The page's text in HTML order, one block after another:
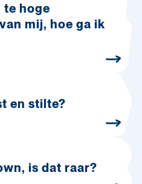
te hoge
mij, hoe ga ik
en stilte?
is dat raar?